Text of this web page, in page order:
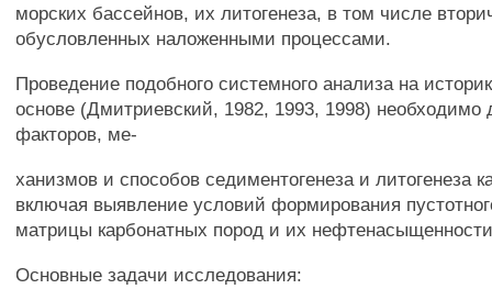
морских бассейнов, их литогенеза, в том числе
обусловленных наложенными процессами.
Проведение подобного системного анализа на
основе (Дмитриевский, 1982, 1993, 1998) необходимо
факторов, ме-
ханизмов и способов седиментогенеза и литогенеза
включая выявление условий формирования
матрицы карбонатных пород и их
Основные задачи исследования: